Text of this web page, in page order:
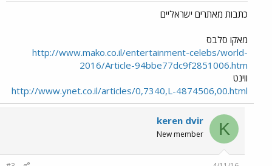
כתבות מאתרים ישראליים
מאקו סלבס
http://www.mako.co.il/entertainment-celebs/world-
2016/Article-94bbe77dc9f2851006.htm
ווינט
http://www.ynet.co.il/articles/0,7340,L-4874506,00.html
K
keren dvir
New member